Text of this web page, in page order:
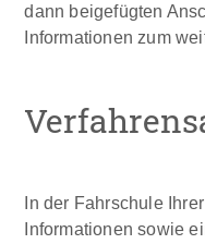
dann beigefügten
Informationen zum
In der Fahrschule
Informationen sowie